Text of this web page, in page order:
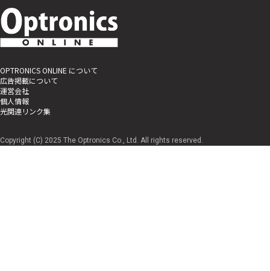
OPTRONICS ONLINE について
広告掲載について
運営会社
個人情報
光関連リンク集
Copyright (C) 2025 The Optronics Co., Ltd. All rights reserved.